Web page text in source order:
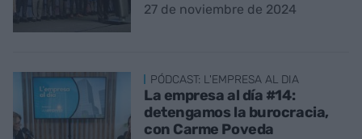
27 de noviembre de 2024
PÓDCAST: L'EMPRESA AL DIA
La empresa al día #14:
detengamos la burocracia,
con Carme Poveda